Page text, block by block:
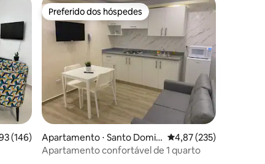
de uma avaliação média de 5, 146 avaliações
(146)
Preferido dos hóspedes
Preferido dos hóspedes
Apartamento ⋅ Santo Domin
go
4,87 de uma avaliação
4,87 (235)
Apartamento confortável de 1 quarto